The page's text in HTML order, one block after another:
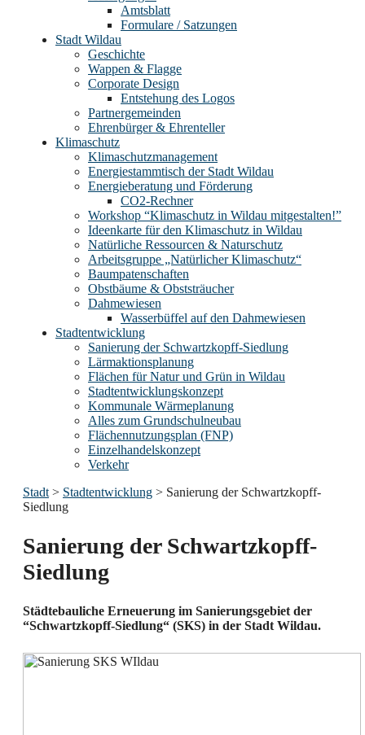
Amtsblatt
Formulare / Satzungen
Stadt Wildau
Geschichte
Wappen & Flagge
Corporate Design
Entstehung des Logos
Partnergemeinden
Ehrenbürger & Ehrenteller
Klimaschutz
Klimaschutzmanagement
Energiestammtisch der Stadt Wildau
Energieberatung und Förderung
CO2-Rechner
Workshop “Klimaschutz in Wildau mitgestalten!”
Ideenkarte für den Klimaschutz in Wildau
Natürliche Ressourcen & Naturschutz
Arbeitsgruppe „Natürlicher Klimaschutz“
Baumpatenschaften
Obstbäume & Obststräucher
Dahmewiesen
Wasserbüffel auf den Dahmewiesen
Stadtentwicklung
Sanierung der Schwartzkopff-Siedlung
Lärmaktionsplanung
Flächen für Natur und Grün in Wildau
Stadtentwicklungskonzept
Kommunale Wärmeplanung
Alles zum Grundschulneubau
Flächennutzungsplan (FNP)
Einzelhandelskonzept
Verkehr
Stadt > Stadtentwicklung > Sanierung der Schwartzkopff-
Siedlung
Sanierung der Schwartzkopff-
Siedlung
Städtebauliche Erneuerung im Sanierungsgebiet der
“Schwartzkopff-Siedlung“ (SKS) in der Stadt Wildau.